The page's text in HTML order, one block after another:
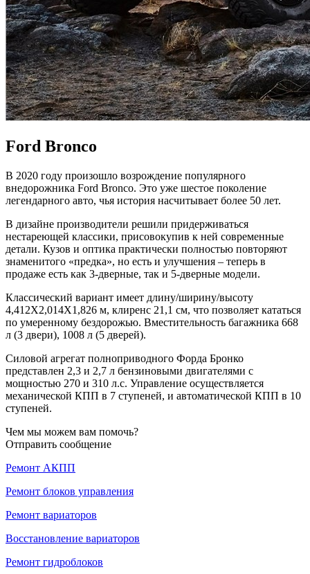
Ford Bronco
В 2020 году произошло возрождение популярного
внедорожника Ford Bronco. Это уже шестое поколение
легендарного авто, чья история насчитывает более 50 лет.
В дизайне производители решили придерживаться
нестареющей классики, присовокупив к ней современные
детали. Кузов и оптика практически полностью повторяют
знаменитого «предка», но есть и улучшения – теперь в
продаже есть как 3-дверные, так и 5-дверные модели.
Классический вариант имеет длину/ширину/высоту
4,412Х2,014Х1,826 м, клиренс 21,1 см, что позволяет кататься
по умеренному бездорожью. Вместительность багажника 668
л (3 двери), 1008 л (5 дверей).
Силовой агрегат полноприводного Форда Бронко
представлен 2,3 и 2,7 л бензиновыми двигателями с
мощностью 270 и 310 л.с. Управление осуществляется
механической КПП в 7 ступеней, и автоматической КПП в 10
ступеней.
Чем мы можем вам помочь?
Отправить сообщение
Ремонт АКПП
Ремонт блоков управления
Ремонт вариаторов
Восстановление вариаторов
Ремонт гидроблоков